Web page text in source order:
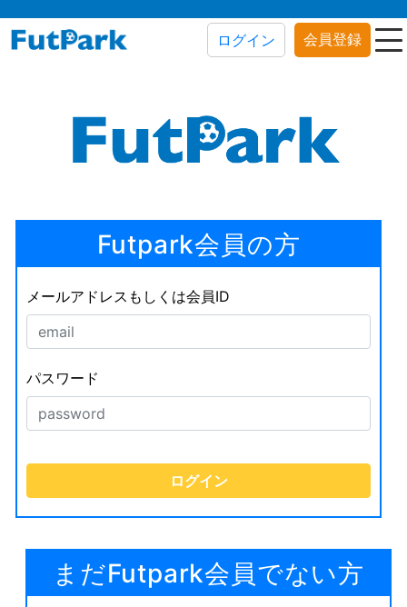
ログイン 会員登録
Futpark会員の方
メールアドレスもしくは会員ID
パスワード
まだFutpark会員でない方